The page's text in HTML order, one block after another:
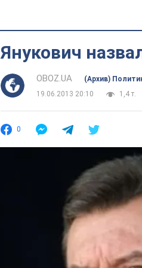
Янукович
OBOZ.UA
(Архив)
19.06.2013 20:10
1,4 т.
0